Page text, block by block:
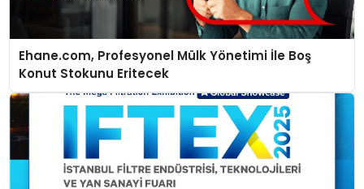
Ehane.com, Profesyonel Mülk Yönetimi İle Boş
Konut Stokunu Eritecek